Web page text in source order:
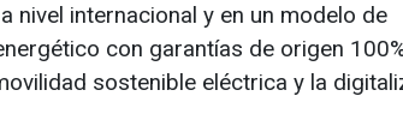
nivel internacional y en un modelo de
con garantías de origen
sostenible eléctrica y la